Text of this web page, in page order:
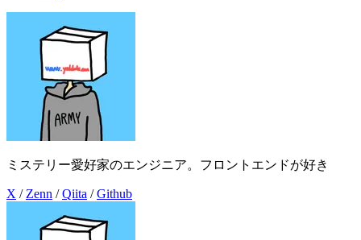
ミステリー愛好家のエンジニア。フロントエンドが好き
X / Zenn / Qiita / Github